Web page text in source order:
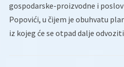
gospodarske-proizvodne i
Popovići, u čijem je obuhvatu
iz kojeg će se otpad dalje